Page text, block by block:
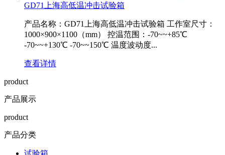
GD71上海高低温冲击试验箱
产品名称：GD71上海高低温冲击试验箱 工作室尺寸：
1000×900×1100（mm） 控温范围：-70~~+85℃
-70~~+130℃ -70~~150℃ 温度波动度...
查看详情
product
产品展示
product
产品分类
试验箱